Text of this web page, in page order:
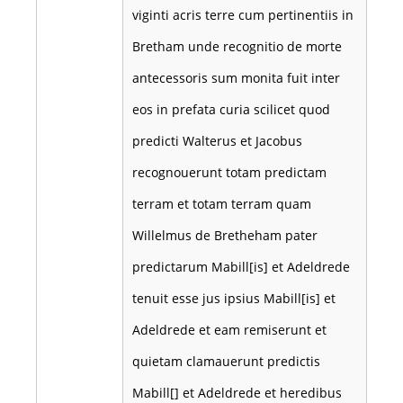
viginti acris terre cum pertinentiis in
Bretham unde recognitio de morte
antecessoris sum monita fuit inter
eos in prefata curia scilicet quod
predicti Walterus et Jacobus
recognouerunt totam predictam
terram et totam terram quam
Willelmus de Bretheham pater
predictarum Mabill[is] et Adeldrede
tenuit esse jus ipsius Mabill[is] et
Adeldrede et eam remiserunt et
quietam clamauerunt predictis
Mabill[] et Adeldrede et heredibus